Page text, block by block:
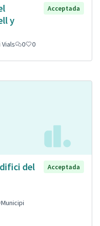
y
Acceptada
0 0
del
Acceptada
Municipi